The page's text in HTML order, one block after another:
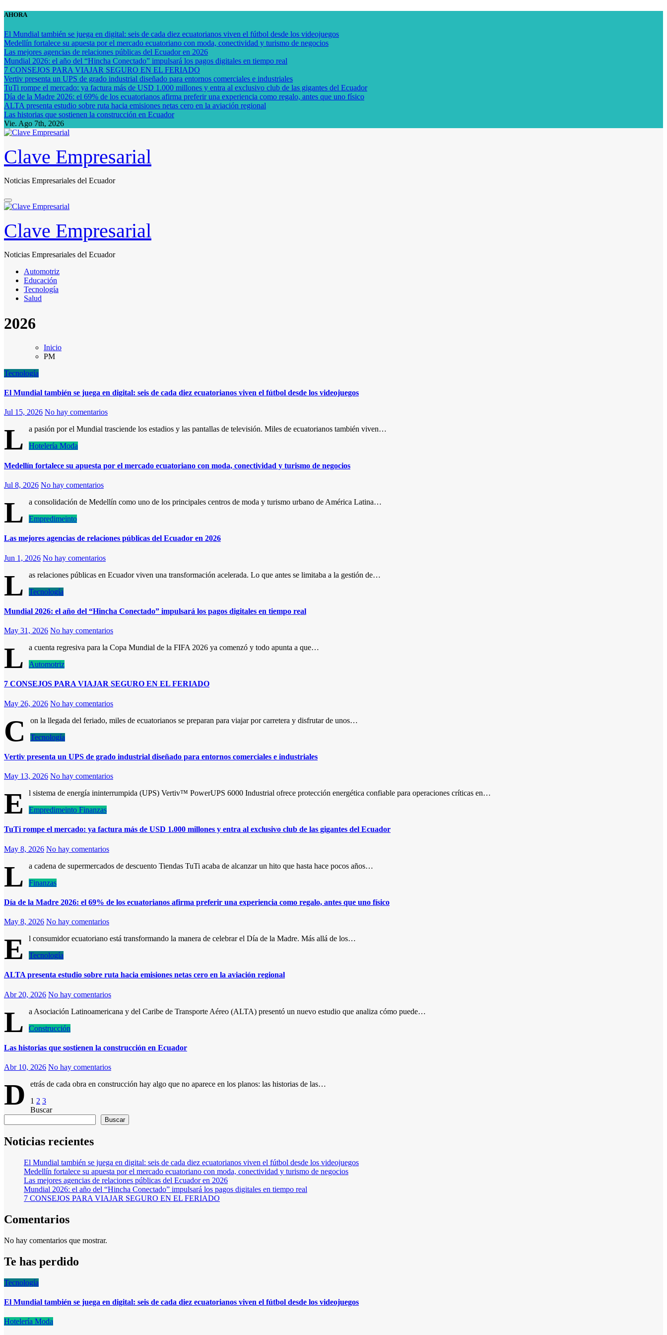
Saltar
contenido
AHORA
El Mundial también se juega en digital: seis de cada diez ecuatorianos viven el fútbol desde los videojuegos
Medellín fortalece su apuesta por el mercado ecuatoriano con moda, conectividad y turismo de negocios
Las mejores agencias de relaciones públicas del Ecuador en 2026
Mundial 2026: el año del “Hincha Conectado” impulsará los pagos digitales en tiempo real
7 CONSEJOS PARA VIAJAR SEGURO EN EL FERIADO
Vertiv presenta un UPS de grado industrial diseñado para entornos comerciales e industriales
TuTi rompe el mercado: ya factura más de USD 1.000 millones y entra al exclusivo club de las gigantes del Ecuador
Día de la Madre 2026: el 69% de los ecuatorianos afirma preferir una experiencia como regalo, antes que uno físico
ALTA presenta estudio sobre ruta hacia emisiones netas cero en la aviación regional
Las historias que sostienen la construcción en Ecuador
Vie. Ago 7th, 2026
Clave Empresarial
Noticias Empresariales del Ecuador
Clave Empresarial
Noticias Empresariales del Ecuador
Automotriz
Educación
Tecnología
Salud
2026
Inicio
PM
Tecnología
El Mundial también se juega en digital: seis de cada diez ecuatorianos viven el fútbol desde los videojuegos
Jul 15, 2026 No hay comentarios
L
a pasión por el Mundial trasciende los estadios y las pantallas de televisión. Miles de ecuatorianos también viven…
Hotelería Moda
Medellín fortalece su apuesta por el mercado ecuatoriano con moda, conectividad y turismo de negocios
Jul 8, 2026 No hay comentarios
L
a consolidación de Medellín como uno de los principales centros de moda y turismo urbano de América Latina…
Empredimeinto
Las mejores agencias de relaciones públicas del Ecuador en 2026
Jun 1, 2026 No hay comentarios
L
as relaciones públicas en Ecuador viven una transformación acelerada. Lo que antes se limitaba a la gestión de…
Tecnología
Mundial 2026: el año del “Hincha Conectado” impulsará los pagos digitales en tiempo real
May 31, 2026 No hay comentarios
L
a cuenta regresiva para la Copa Mundial de la FIFA 2026 ya comenzó y todo apunta a que…
Automotriz
7 CONSEJOS PARA VIAJAR SEGURO EN EL FERIADO
May 26, 2026 No hay comentarios
C
on la llegada del feriado, miles de ecuatorianos se preparan para viajar por carretera y disfrutar de unos…
Tecnología
Vertiv presenta un UPS de grado industrial diseñado para entornos comerciales e industriales
May 13, 2026 No hay comentarios
E
l sistema de energía ininterrumpida (UPS) Vertiv™ PowerUPS 6000 Industrial ofrece protección energética confiable para operaciones críticas en…
Empredimeinto Finanzas
TuTi rompe el mercado: ya factura más de USD 1.000 millones y entra al exclusivo club de las gigantes del Ecuador
May 8, 2026 No hay comentarios
L
a cadena de supermercados de descuento Tiendas TuTi acaba de alcanzar un hito que hasta hace pocos años…
Finanzas
Día de la Madre 2026: el 69% de los ecuatorianos afirma preferir una experiencia como regalo, antes que uno físico
May 8, 2026 No hay comentarios
E
l consumidor ecuatoriano está transformando la manera de celebrar el Día de la Madre. Más allá de los…
Tecnología
ALTA presenta estudio sobre ruta hacia emisiones netas cero en la aviación regional
Abr 20, 2026 No hay comentarios
L
a Asociación Latinoamericana y del Caribe de Transporte Aéreo (ALTA) presentó un nuevo estudio que analiza cómo puede…
Construcción
Las historias que sostienen la construcción en Ecuador
Abr 10, 2026 No hay comentarios
D etrás de cada obra en construcción hay algo que no aparece en los planos: las historias de las…
Paginación
de
1 2 3
Buscar
Buscar
Noticias recientes
El Mundial también se juega en digital: seis de cada diez ecuatorianos viven el fútbol desde los videojuegos
Medellín fortalece su apuesta por el mercado ecuatoriano con moda, conectividad y turismo de negocios
Las mejores agencias de relaciones públicas del Ecuador en 2026
Mundial 2026: el año del “Hincha Conectado” impulsará los pagos digitales en tiempo real
7 CONSEJOS PARA VIAJAR SEGURO EN EL FERIADO
Comentarios
No hay comentarios que mostrar.
Te has perdido
Tecnología
El Mundial también se juega en digital: seis de cada diez ecuatorianos viven el fútbol desde los videojuegos
Hotelería Moda